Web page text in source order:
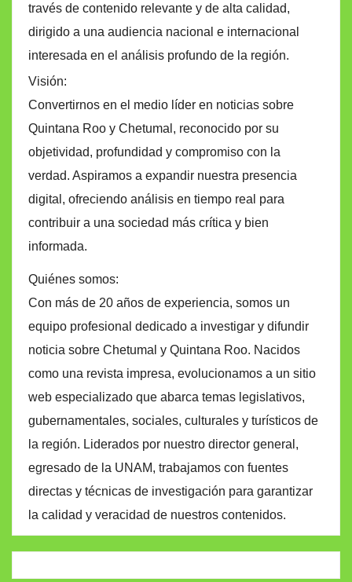
través de contenido relevante y de alta calidad,
dirigido a una audiencia nacional e internacional
interesada en el análisis profundo de la región.
Visión:
Convertirnos en el medio líder en noticias sobre
Quintana Roo y Chetumal, reconocido por su
objetividad, profundidad y compromiso con la
verdad. Aspiramos a expandir nuestra presencia
digital, ofreciendo análisis en tiempo real para
contribuir a una sociedad más crítica y bien
informada.
Quiénes somos:
Con más de 20 años de experiencia, somos un
equipo profesional dedicado a investigar y difundir
noticia sobre Chetumal y Quintana Roo. Nacidos
como una revista impresa, evolucionamos a un sitio
web especializado que abarca temas legislativos,
gubernamentales, sociales, culturales y turísticos de
la región. Liderados por nuestro director general,
egresado de la UNAM, trabajamos con fuentes
directas y técnicas de investigación para garantizar
la calidad y veracidad de nuestros contenidos.